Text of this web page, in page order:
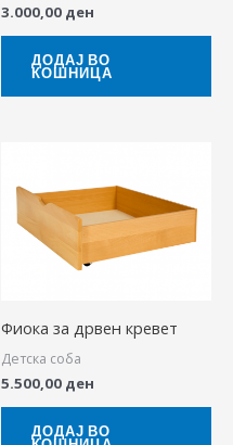
3.000,00 ден
ДОДАЈ ВО
КОШНИЦА
Фиока за дрвен кревет
Детска соба
5.500,00 ден
ДОДАЈ ВО